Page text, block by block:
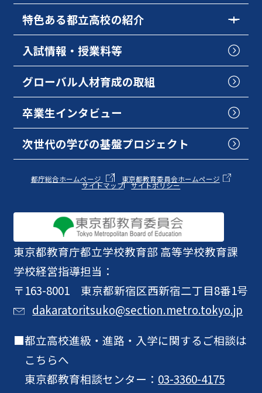
東京都教育庁都立学校教育部 高等学校教育課
学校経営指導担当：
〒163-8001 東京都新宿区西新宿二丁目8番1号
dakaratoritsuko@section.metro.tokyo.jp
都立高校進級・進路・入学に関するご相談は
こちらへ
東京都教育相談センター： 03-3360-4175
特色ある都立高校の紹介
入試情報・授業料等
グローバル人材育成の取組
卒業生インタビュー
次世代の学びの基盤プロジェクト
都庁総合ホームページ 東京都教育委員会ホームページ
サイトマップ サイトポリシー